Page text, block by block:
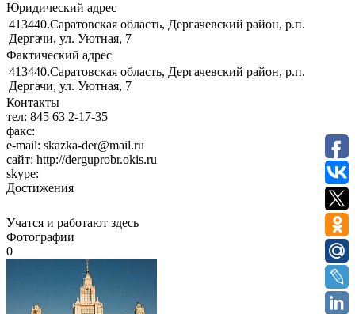
Юридический адрес
413440.Саратовская область, Дергачевский район, р.п.
Дергачи, ул. Уютная, 7
Фактический адрес
413440.Саратовская область, Дергачевский район, р.п.
Дергачи, ул. Уютная, 7
Контакты
тел: 845 63 2-17-35
факс:
e-mail: skazka-der@mail.ru
сайт: http://derguprobr.okis.ru
skype:
Достижения
Учатся и работают здесь
Фотографии
0